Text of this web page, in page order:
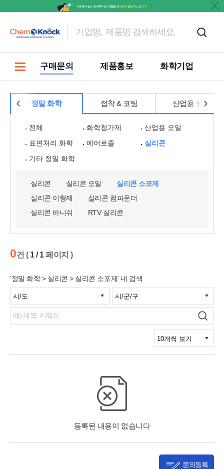
구매문의 제품홍보 화학기업
정밀 화학 접착 & 코팅 산업용 필름
전체 화학첨가제
산업용 오일
표면처리 화학
에어로졸
실리콘
기타 정밀 화학
실리콘 실리콘 오일
실리콘 소포제
실리콘 이형제
실리콘 컴파운더
실리콘 바니쉬
RTV 실리콘
0건 ( 1 / 1페이지 )
'정밀 화학 > 실리콘 > 실리콘 소포제' 내 검색
문의등록